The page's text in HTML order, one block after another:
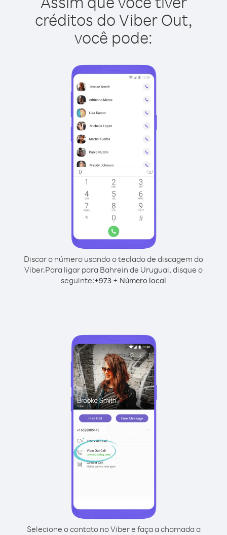
créditos do Viber Out,
você pode:
Discar o número usando o teclado de discagem do
Viber.Para ligar para Bahrein de Uruguai, disque o
seguinte:+973 + Número local
Selecione o contato no Viber e faça a chamada a